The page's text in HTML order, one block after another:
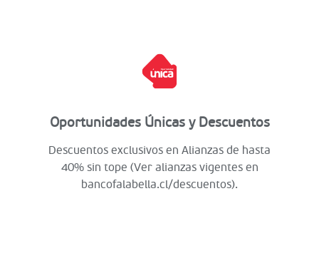
Oportunidades Únicas y Descuentos
Descuentos exclusivos en Alianzas de hasta
40% sin tope (Ver alianzas vigentes en
bancofalabella.cl/descuentos).